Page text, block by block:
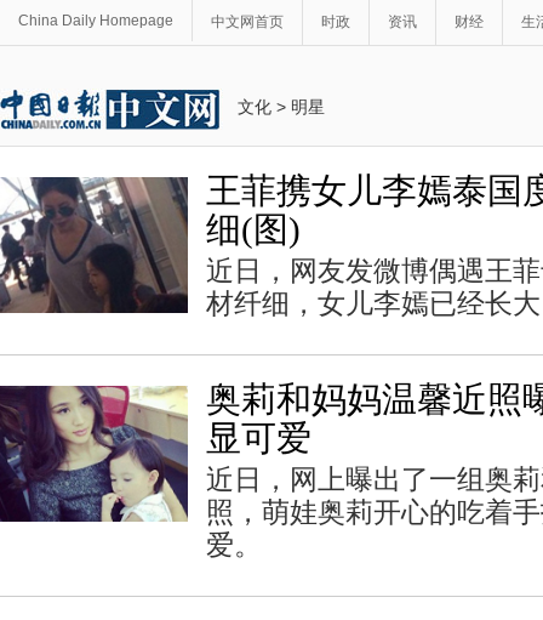
China Daily Homepage 中文网首页 时政 资讯 财经 生
文化 > 明星
王菲携女儿李嫣泰国
细(图)
近日，网友发微博偶遇王
材纤细，女儿李嫣已经长
奥莉和妈妈温馨近照
显可爱
近日，网上曝出了一组奥
照，萌娃奥莉开心的吃着
爱。